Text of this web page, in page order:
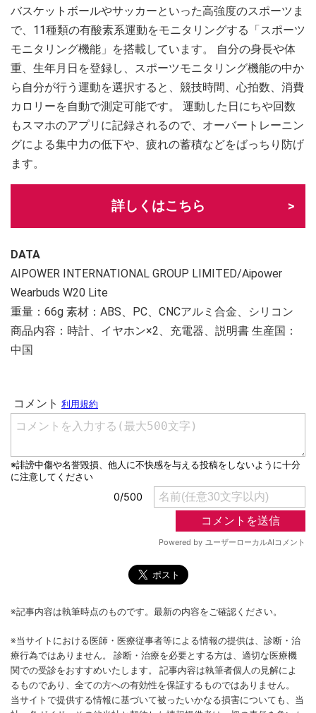
バスケットボールやサッカーといった高強度のスポーツま
で、11種類の有酸素系運動をモニタリングする「スポーツ
モニタリング機能」を搭載しています。 自分の身長や体
重、生年月日を登録し、スポーツモニタリング機能の中か
ら自分が行う運動を選択すると、競技時間、心拍数、消費
カロリーを自動で測定可能です。 運動した日にちや回数
もスマホのアプリに記録されるので、オーバートレーニン
グによる集中力の低下や、疲れの蓄積などをばっちり防げ
ます。
詳しくはこちら
DATA
AIPOWER INTERNATIONAL GROUP LIMITED/Aipower
Wearbuds W20 Lite
重量：66g 素材：ABS、PC、CNCアルミ合金、シリコン
商品内容：時計、イヤホン×2、充電器、説明書 生産国：
中国
※記事内容は執筆時点のものです。最新の内容をご確認ください。
※当サイトにおける医師・医療従事者等による情報の提供は、診断・治
療行為ではありません。 診断・治療を必要とする方は、適切な医療機
関での受診をおすすめいたします。 記事内容は執筆者個人の見解によ
るものであり、全ての方への有効性を保証するものではありません。
当サイトで提供する情報に基づいて被ったいかなる損害についても、当